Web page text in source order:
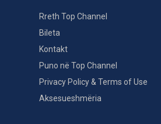
Rreth Top Channel
Bileta
Kontakt
Puno në Top Channel
Privacy Policy & Terms of Use
Aksesueshmëria